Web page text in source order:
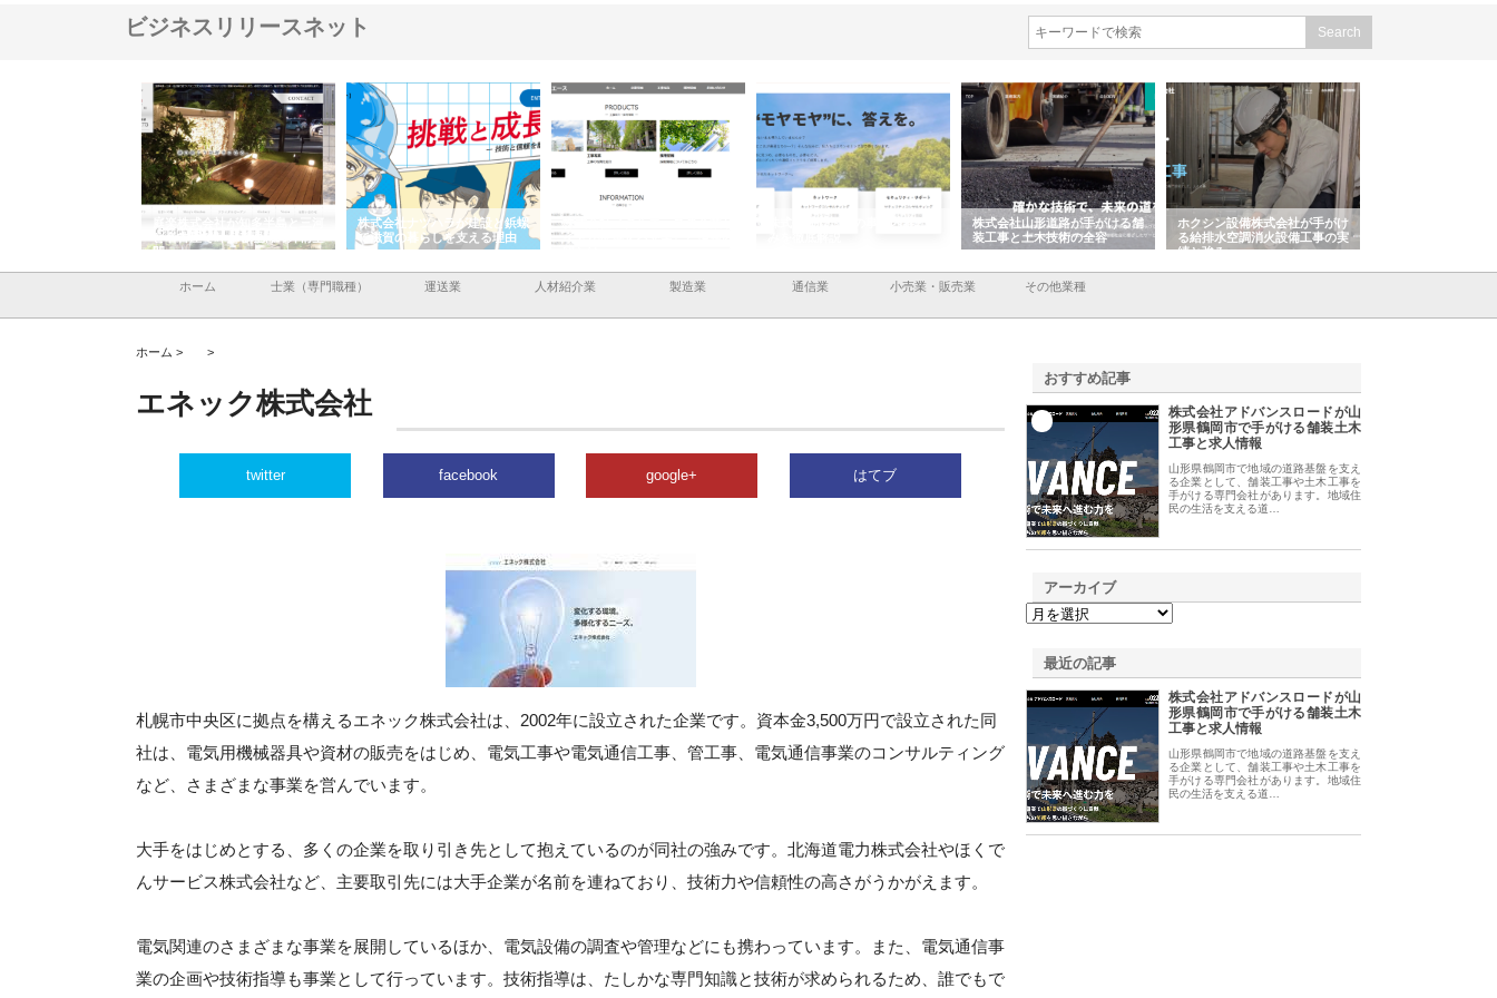
ビジネスリリースネット
と名古屋で叶える理想の外構空
間
株式会社ナツハラが建設と鋲螺
で滋賀の暮らしを支える理由
イトが提供する充実した情報内
株式会社ＣＳＡの事業内容と強
株式会社山形道路が手がける舗
装工事と土木技術の全容
ホクシン設備株式会社が手がけ
る給排水空調消火設備工事の実
績と強み
ホーム 士業（専門職種） 運送業 人材紹介業 製造業 通信業 小売業・販売業 その他業種
ホーム > >
エネック株式会社
twitter facebook google+ はてブ
札幌市中央区に拠点を構えるエネック株式会社は、2002年に設立された企業です。資本金3,500万円で設立された同
社は、電気用機械器具や資材の販売をはじめ、電気工事や電気通信工事、管工事、電気通信事業のコンサルティング
など、さまざまな事業を営んでいます。
大手をはじめとする、多くの企業を取り引き先として抱えているのが同社の強みです。北海道電力株式会社やほくで
んサービス株式会社など、主要取引先には大手企業が名前を連ねており、技術力や信頼性の高さがうかがえます。
電気関連のさまざまな事業を展開しているほか、電気設備の調査や管理などにも携わっています。また、電気通信事
業の企画や技術指導も事業として行っています。技術指導は、たしかな専門知識と技術が求められるため、誰でもで
おすすめ記事
株式会社アドバンスロードが山
形県鶴岡市で手がける舗装土木
工事と求人情報
山形県鶴岡市で地域の道路基盤を支え
る企業として、舗装工事や土木工事を
手がける専門会社があります。地域住
民の生活を支える道…
アーカイブ
最近の記事
株式会社アドバンスロードが山
形県鶴岡市で手がける舗装土木
工事と求人情報
山形県鶴岡市で地域の道路基盤を支え
る企業として、舗装工事や土木工事を
手がける専門会社があります。地域住
民の生活を支える道…